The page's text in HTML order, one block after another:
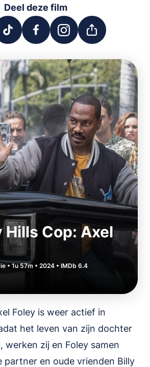
Deel deze film
Hills Cop: Axel
• 1u 57m • 2024 • IMDb 6.4
Foley is weer actief in
het leven van zijn dochter
werken zij en Foley samen
partner en oude vrienden Billy